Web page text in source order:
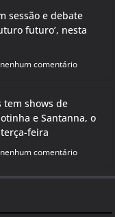
sessão e debate
futuro’, nesta
nenhum comentário
tem shows de
e Santanna, o
feira
nenhum comentário